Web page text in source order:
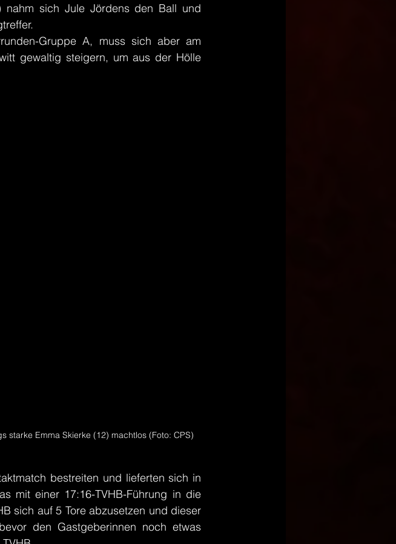
nahm sich Jule Jördens den Ball und
Gruppe A, muss sich aber am
gewaltig steigern, um aus der Hölle
starke Emma Skierke (12) machtlos (Foto: CPS)
bestreiten und lieferten sich in
mit einer 17:16-TVHB-Führung in die
sich auf 5 Tore abzusetzen und dieser
den Gastgeberinnen noch etwas